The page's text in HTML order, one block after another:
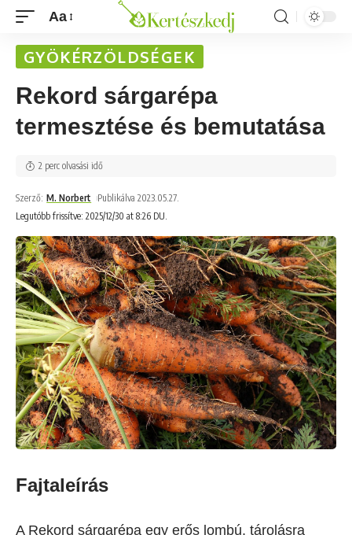
Aa
GYÖKÉRZÖLDSÉGEK
Rekord sárgarépa
termesztése és bemutatása
Legutóbb frissítve: 2025/12/30 at 8:26 DU.
Szerző: M. Norbert Publikálva 2023.05.27.
2 perc olvasási idő
Fajtaleírás
A Rekord sárgarépa egy erős lombú, tárolásra